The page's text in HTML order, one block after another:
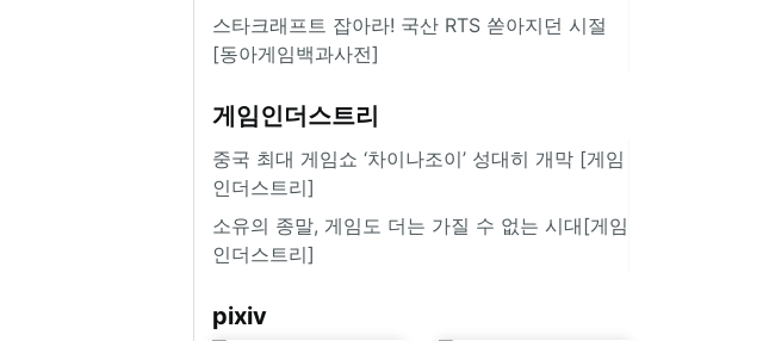
스타크래프트 잡아라! 국산 RTS 쏟아지던 시절
[동아게임백과사전]
게임인더스트리
중국 최대 게임쇼 ‘차이나조이’ 성대히 개막 [게임
인더스트리]
소유의 종말, 게임도 더는 가질 수 없는 시대[게임
인더스트리]
pixiv